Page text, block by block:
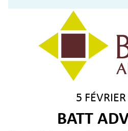
5
BATT